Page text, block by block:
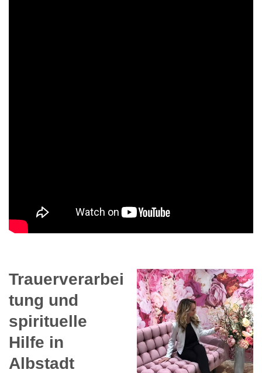
Trauerverarbei
tung und
spirituelle
Hilfe in
Albstadt